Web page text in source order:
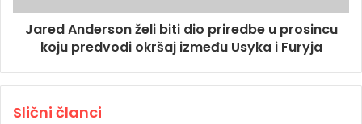
Jared Anderson želi biti dio priredbe u prosincu
koju predvodi okršaj između Usyka i Furyja
Slični članci